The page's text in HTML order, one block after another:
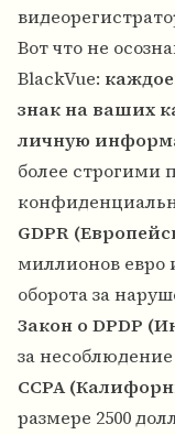
Вот что не
BlackVue:
знак на ваших
личную
более строгими
GDPR
миллионов евро
оборота за
Закон о DPDP
за
CCPA
размере 2500